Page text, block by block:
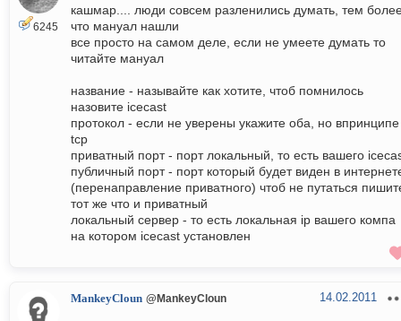
6245
кашмар.... люди совсем разленились думать, тем
что мануал нашли
все просто на самом деле, если не умеете думать то
читайте мануал
название - называйте как хотите, чтоб помнилось
назовите icecast
протокол - если не уверены укажите оба, но впринципе
tcp
приватный порт - порт локальный, то есть вашего
публичный порт - порт который будет виден в
(перенаправление приватного) чтоб не путаться
тот же что и приватный
локальный сервер - то есть локальная ip вашего компа
на котором icecast установлен
MankeyCloun @MankeyCloun 14.02.2011